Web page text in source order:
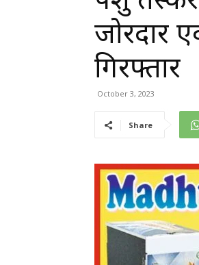
जोरदार
गिरफ्तार
October 3, 2023
Share